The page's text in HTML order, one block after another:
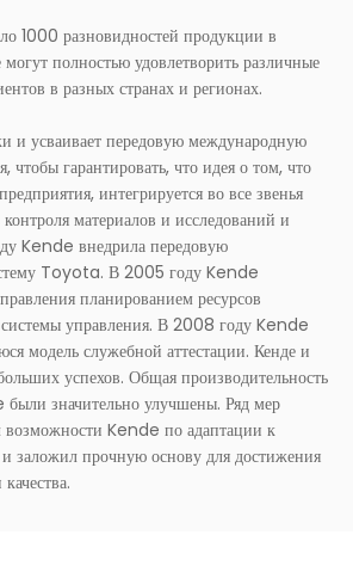
1000 разновидностей продукции в
могут полностью удовлетворить различные
в разных странах и регионах.
и усваивает передовую международную
чтобы гарантировать, что идея о том, что
интегрируется во все звенья
материалов и исследований и
Kende внедрила передовую
Toyota. В 2005 году Kende
планированием ресурсов
управления. В 2008 году Kende
модель служебной аттестации. Кенде и
успехов. Общая производительность
значительно улучшены. Ряд мер
возможности Kende по адаптации к
заложил прочную основу для достижения